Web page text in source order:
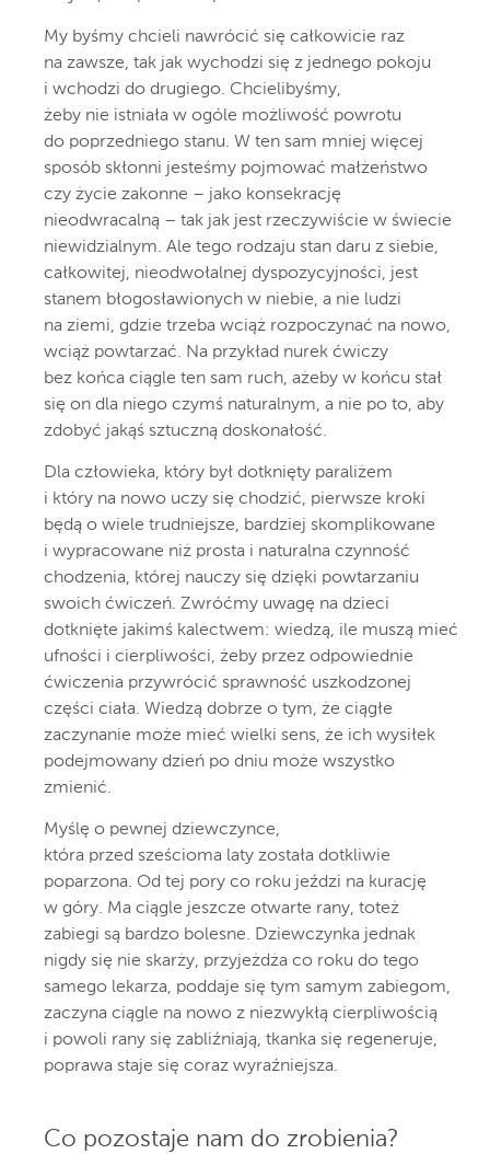
My byśmy chcieli nawrócić się całkowicie raz
na zawsze, tak jak wychodzi się z jednego pokoju
i wchodzi do drugiego. Chcielibyśmy,
żeby nie istniała w ogóle możliwość powrotu
do poprzedniego stanu. W ten sam mniej więcej
sposób skłonni jesteśmy pojmować małżeństwo
czy życie zakonne – jako konsekrację
nieodwracalną – tak jak jest rzeczywiście w świecie
niewidzialnym. Ale tego rodzaju stan daru z siebie,
całkowitej, nieodwołalnej dyspozycyjności, jest
stanem błogosławionych w niebie, a nie ludzi
na ziemi, gdzie trzeba wciąż rozpoczynać na nowo,
wciąż powtarzać. Na przykład nurek ćwiczy
bez końca ciągle ten sam ruch, ażeby w końcu stał
się on dla niego czymś naturalnym, a nie po to, aby
zdobyć jakąś sztuczną doskonałość.
Dla człowieka, który był dotknięty paraliżem
i który na nowo uczy się chodzić, pierwsze kroki
będą o wiele trudniejsze, bardziej skomplikowane
i wypracowane niż prosta i naturalna czynność
chodzenia, której nauczy się dzięki powtarzaniu
swoich ćwiczeń. Zwróćmy uwagę na dzieci
dotknięte jakimś kalectwem: wiedzą, ile muszą mieć
ufności i cierpliwości, żeby przez odpowiednie
ćwiczenia przywrócić sprawność uszkodzonej
części ciała. Wiedzą dobrze o tym, że ciągłe
zaczynanie może mieć wielki sens, że ich wysiłek
podejmowany dzień po dniu może wszystko
zmienić.
Myślę o pewnej dziewczynce,
która przed sześcioma laty została dotkliwie
poparzona. Od tej pory co roku jeździ na kurację
w góry. Ma ciągle jeszcze otwarte rany, toteż
zabiegi są bardzo bolesne. Dziewczynka jednak
nigdy się nie skarży, przyjeżdża co roku do tego
samego lekarza, poddaje się tym samym zabiegom,
zaczyna ciągle na nowo z niezwykłą cierpliwością
i powoli rany się zabliźniają, tkanka się regeneruje,
poprawa staje się coraz wyraźniejsza.
Co pozostaje nam do zrobienia?